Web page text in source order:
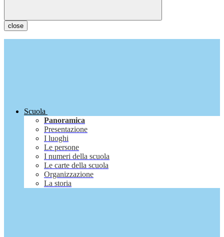
close
Scuola
Panoramica
Presentazione
I luoghi
Le persone
I numeri della scuola
Le carte della scuola
Organizzazione
La storia